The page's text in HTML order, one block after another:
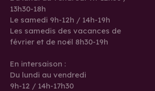
13h30-18h
Le samedi 9h-12h / 14h-19h
Les samedis des vacances de
février et de noël 8h30-19h
En intersaison :
Du lundi au vendredi
9h-12 / 14h-17h30